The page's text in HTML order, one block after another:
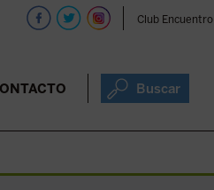
Club Encuentro
Buscar